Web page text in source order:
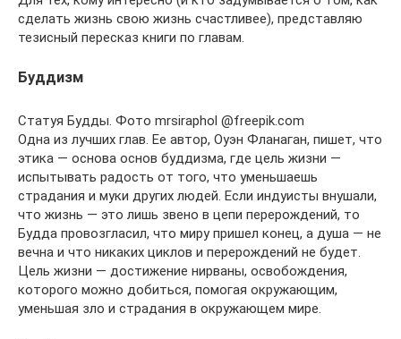
сделать жизнь свою жизнь счастливее), представляю
тезисный пересказ книги по главам.
Буддизм
Статуя Будды. Фото mrsiraphol @freepik.com
Одна из лучших глав. Ее автор, Оуэн Фланаган, пишет, что
этика — основа основ буддизма, где цель жизни —
испытывать радость от того, что уменьшаешь
страдания и муки других людей. Если индуисты внушали,
что жизнь — это лишь звено в цепи перерождений, то
Будда провозгласил, что миру пришел конец, а душа — не
вечна и что никаких циклов и перерождений не будет.
Цель жизни — достижение нирваны, освобождения,
которого можно добиться, помогая окружающим,
уменьшая зло и страдания в окружающем мире.